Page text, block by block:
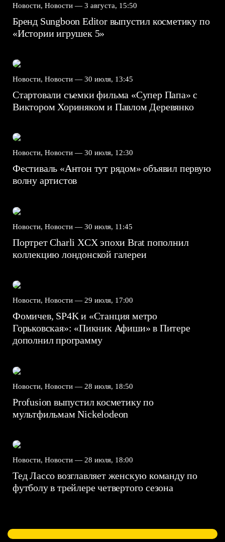
Новости, Новости — 3 августа, 15:50
Бренд Sungboon Editor выпустил косметику по
«Истории игрушек 5»
Новости, Новости — 30 июля, 13:45
Стартовали съемки фильма «Супер Папа» с
Виктором Хориняком и Павлом Деревянко
Новости, Новости — 30 июля, 12:30
Фестиваль «Антон тут рядом» объявил первую
волну артистов
Новости, Новости — 30 июля, 11:45
Портрет Charli XCX эпохи Brat пополнил
коллекцию лондонской галереи
Новости, Новости — 29 июля, 17:00
Фомичев, SP4K и «Станция метро
Горьковская»: «Пикник Афиши» в Питере
дополнил программу
Новости, Новости — 28 июля, 18:50
Profusion выпустил косметику по
мультфильмам Nickelodeon
Новости, Новости — 28 июля, 18:00
Тед Лассо возглавляет женскую команду по
футболу в трейлере четвертого сезона